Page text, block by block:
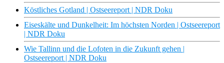
Köstliches Gotland | Ostseereport | NDR Doku
Eiseskälte und Dunkelheit: Im höchsten Norden | Ostseereport
| NDR Doku
Wie Tallinn und die Lofoten in die Zukunft gehen |
Ostseereport | NDR Doku